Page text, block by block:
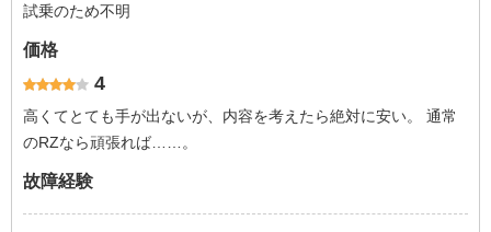
試乗のため不明
価格
4
高くてとても手が出ないが、内容を考えたら絶対に安い。 通常
のRZなら頑張れば……。
故障経験